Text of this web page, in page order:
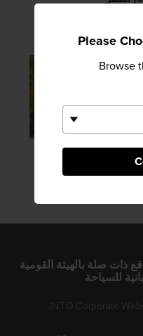
Please
Browse
محدودة
ياماناكا أونسن
ذات صلة بالهيئة القومية
للسياحة